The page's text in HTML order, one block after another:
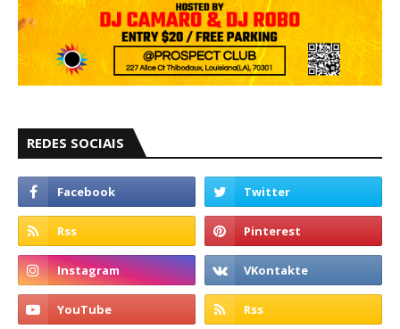
REDES SOCIAIS